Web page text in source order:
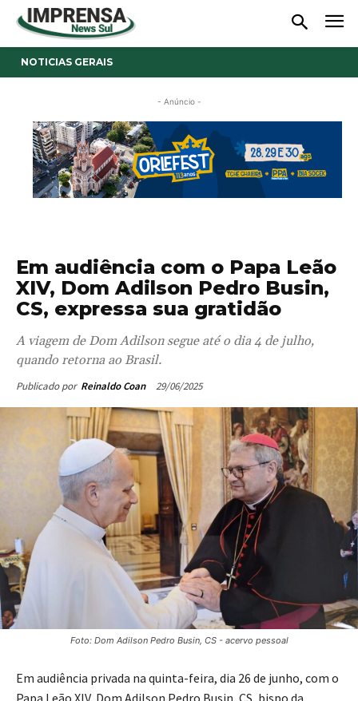
NOTICIAS GERAIS
- Anúncio -
Em audiência com o Papa Leão
XIV, Dom Adilson Pedro Busin,
CS, expressa sua gratidão
A viagem de Dom Adilson segue até o dia 4 de julho,
quando retorna ao Brasil.
Publicado por Reinaldo Coan 29/06/2025
Foto: Dom Adilson Pedro Busin, CS - acervo pessoal
Em audiência privada na quinta-feira, dia 26 de junho, com o